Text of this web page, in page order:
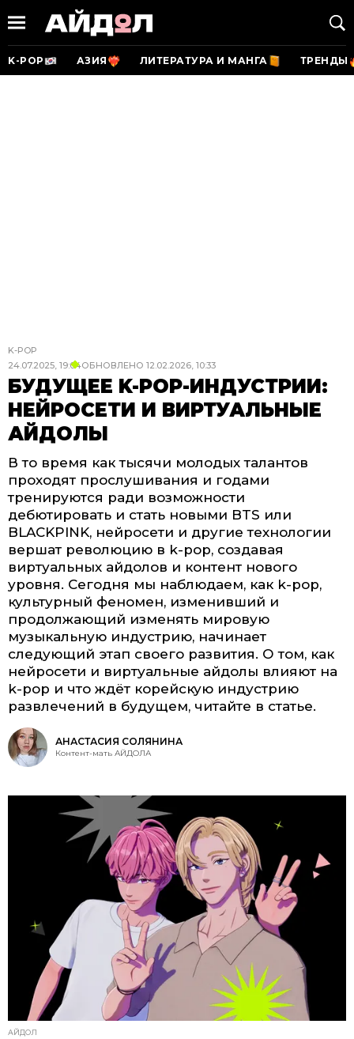
K-POP АЗИЯ ЛИТЕРАТУРА И МАНГА ТРЕНДЫ
K-POP
24.07.2025, 19:04ОБНОВЛЕНО 12.02.2026, 10:33
БУДУЩЕЕ K-POP-ИНДУСТРИИ:
НЕЙРОСЕТИ И ВИРТУАЛЬНЫЕ
АЙДОЛЫ
В то время как тысячи молодых талантов
проходят прослушивания и годами
тренируются ради возможности
дебютировать и стать новыми BTS или
BLACKPINK, нейросети и другие технологии
вершат революцию в k-pop, создавая
виртуальных айдолов и контент нового
уровня. Сегодня мы наблюдаем, как k-pop,
культурный феномен, изменивший и
продолжающий изменять мировую
музыкальную индустрию, начинает
следующий этап своего развития. О том, как
нейросети и виртуальные айдолы влияют на
k-pop и что ждёт корейскую индустрию
развлечений в будущем, читайте в статье.
АНАСТАСИЯ СОЛЯНИНА
Контент-мать АЙДОЛА
АЙДОЛ